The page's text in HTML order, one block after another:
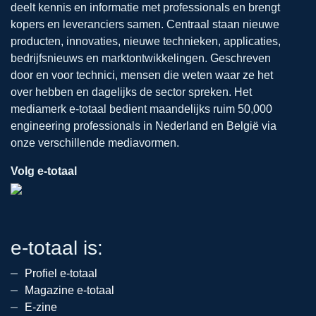
deelt kennis en informatie met professionals en brengt
kopers en leveranciers samen. Centraal staan nieuwe
producten, innovaties, nieuwe technieken, applicaties,
bedrijfsnieuws en marktontwikkelingen. Geschreven
door en voor technici, mensen die weten waar ze het
over hebben en dagelijks de sector spreken. Het
mediamerk e-totaal bedient maandelijks ruim 50,000
engineering professionals in Nederland en België via
onze verschillende mediavormen.
Volg e-totaal
e-totaal is:
Profiel e-totaal
Magazine e-totaal
E-zine